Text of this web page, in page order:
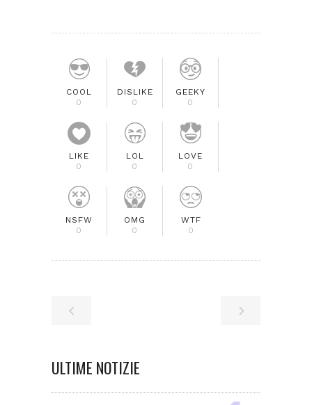
COOL
0
DISLIKE
0
GEEKY
0
LIKE
0
LOL
0
LOVE
0
NSFW
0
OMG
0
WTF
0
ULTIME NOTIZIE